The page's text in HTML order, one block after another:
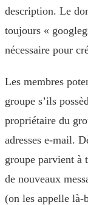
description. Le
toujours «
nécessaire pour
Les membres
groupe s’ils
propriétaire du
adresses e-mail.
groupe parvient à
de nouveaux
(on les appelle là-